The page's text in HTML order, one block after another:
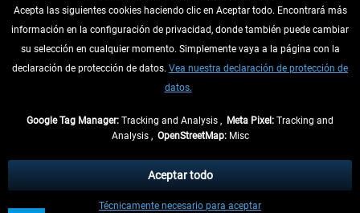
DESISTIR DEL CONTRATO
INFORMACIÓN
tasas de recepción si no se describe lo contrario
** De aplicación a envíos dentro de Alemania. Los plazos de envío para los
Acepta las siguientes cookies haciendo clic en Aceptar todo. Encontrará más
información en la configuración de privacidad, donde también puede cambiar
su selección en cualquier momento. Simplemente vaya a la página con la
declaración de protección de datos. Vea nuestra declaración de protección de
datos.
Google Tag Manager: Tracking and Analysis , Meta Pixel: Tracking and
Analysis , OpenStreetMap:Misc
Técnicamente necesario para aceptar
Aceptar todo